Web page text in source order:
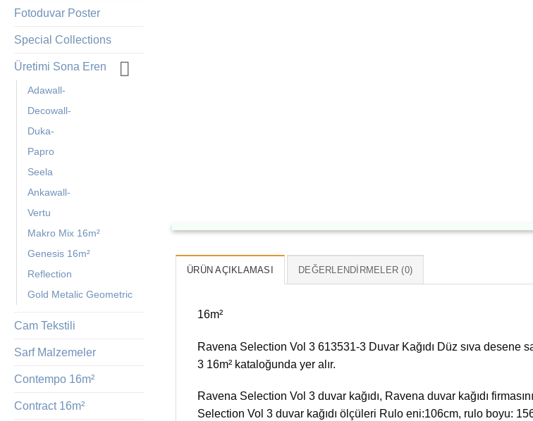
Fotoduvar Poster
Special Collections
Üretimi Sona Eren
Adawall-
Decowall-
Duka-
Papro
Seela
Ankawall-
Vertu
Makro Mix 16m²
Genesis 16m²
Reflection
Gold Metalic Geometric
Cam Tekstili
Sarf Malzemeler
Contempo 16m²
Contract 16m²
ÜRÜN AÇIKLAMASI DEĞERLENDIRMELER (0)
16m²
Ravena Selection Vol 3 613531-3 Duvar Kağıdı Düz sıva desene
3 16m² kataloğunda yer alır.
Ravena Selection Vol 3 duvar kağıdı, Ravena duvar kağıdı
Selection Vol 3 duvar kağıdı ölçüleri Rulo eni:106cm, rulo boyu: